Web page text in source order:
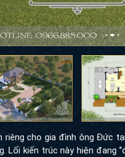
riêng cho gia đình ông Đức
kiến trúc này hiện đang